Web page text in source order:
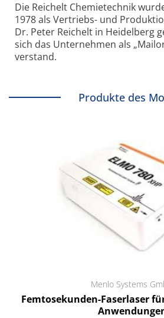
Die Reichelt Chemietechnik
1978 als Vertriebs- und
Dr. Peter Reichelt in Heidelberg
sich das Unternehmen als
verstand.
Produkte des
Menlo Systems
Femtosekunden-Faserlaser